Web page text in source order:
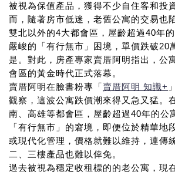
被視為保值產品，獲得不少自住客和投
而，隨著房市低迷，老舊公寓的交易也
雙北以外的4大都會區，屋齡超過40年
嚴峻的「有行無市」困境，單價跌破20
是。對此，房產專家賣厝阿明指出，公
會區的黃金時代正式落幕。
賣厝阿明在臉書粉專「賣厝阿明 知識+
觀察，這波公寓跌價潮來得又急又猛。
南、高雄等都會區，屋齡超過40年的公
「有行無市」的窘境，即便位於精華地
或現代化管理，價格就難以維持，連傳
二、三樓產品也難以倖免。
過去被視為穩定收租標的的老公寓，現